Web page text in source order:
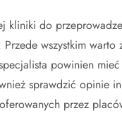
kliniki do
Przede wszystkim
powinien
sprawdzić opinie
przez